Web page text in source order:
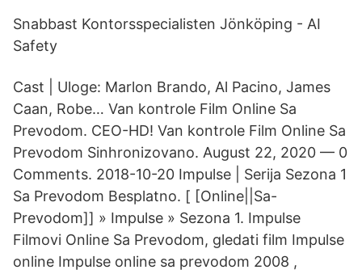
Snabbast Kontorsspecialisten Jönköping - AI
Safety
Cast | Uloge: Marlon Brando, Al Pacino, James
Caan, Robe… Van kontrole Film Online Sa
Prevodom. CEO-HD! Van kontrole Film Online Sa
Prevodom Sinhronizovano. August 22, 2020 — 0
Comments. 2018-10-20 Impulse | Serija Sezona 1
Sa Prevodom Besplatno. [ [Online||Sa-
Prevodom]] » Impulse » Sezona 1. Impulse
Filmovi Online Sa Prevodom, gledati film Impulse
online Impulse online sa prevodom 2008 ,